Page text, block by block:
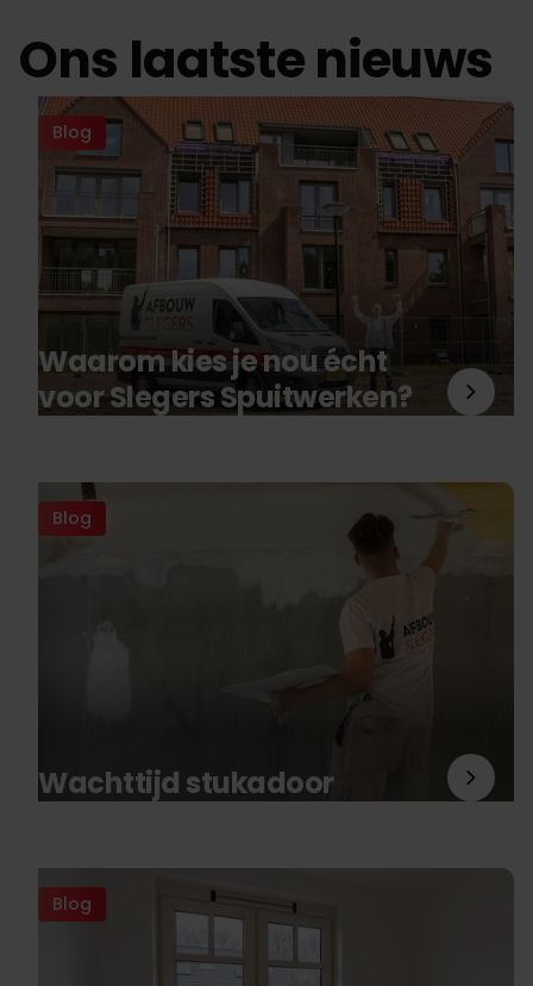
Ons laatste nieuws
Blog
Waarom kies je nou écht
voor Slegers Spuitwerken?
Blog
Wachttijd stukadoor
Blog